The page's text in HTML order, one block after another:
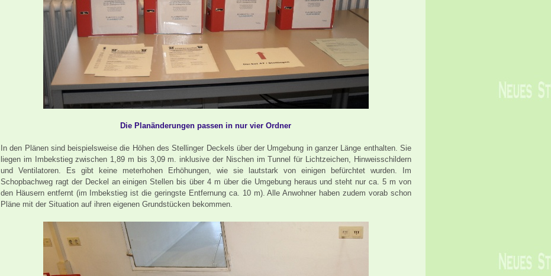
Die Planänderungen passen in nur vier Ordner
In den Plänen sind beispielsweise die Höhen des Stellinger Deckels über der Umgebung in ganzer Länge enthalten. Sie
liegen im Imbekstieg zwischen 1,89 m bis 3,09 m. inklusive der Nischen im Tunnel für Lichtzeichen, Hinweisschildern
und Ventilatoren. Es gibt keine meterhohen Erhöhungen, wie sie lautstark von einigen befürchtet wurden. Im
Schopbachweg ragt der Deckel an einigen Stellen bis über 4 m über die Umgebung heraus und steht nur ca. 5 m von
den Häusern entfernt (im Imbekstieg ist die geringste Entfernung ca. 10 m). Alle Anwohner haben zudem vorab schon
Pläne mit der Situation auf ihren eigenen Grundstücken bekommen.